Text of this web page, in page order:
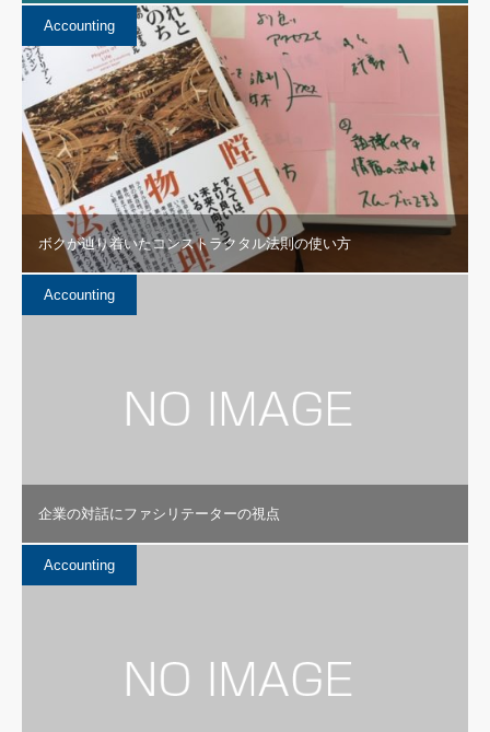
Accounting
ボクが辿り着いたコンストラクタル法則の使い方
Accounting
企業の対話にファシリテーターの視点
Accounting